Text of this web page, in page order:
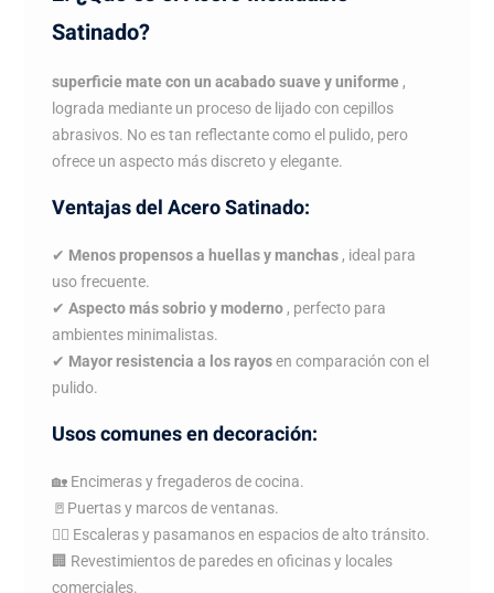
Satinado?
superficie mate con un acabado suave y uniforme ,
lograda mediante un proceso de lijado con cepillos
abrasivos. No es tan reflectante como el pulido, pero
ofrece un aspecto más discreto y elegante.
Ventajas del Acero Satinado:
✔ Menos propensos a huellas y manchas, ideal para
uso frecuente.
✔ Aspecto más sobrio y moderno, perfecto para
ambientes minimalistas.
✔ Mayor resistencia a los rayosen comparación con el
pulido.
Usos comunes en decoración:
🏡 Encimeras y fregaderos de cocina.
🚪Puertas y marcos de ventanas.
🚶‍♂️ Escaleras y pasamanos en espacios de alto tránsito.
🏢 Revestimientos de paredes en oficinas y locales
comerciales.